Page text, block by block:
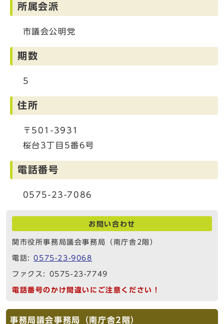
所属会派
市議会公明党
期数
5
住所
〒501-3931
桜台3丁目5番6号
電話番号
0575-23-7086
お問い合わせ
関市役所事務局議会事務局（南庁舎2階）
電話:0575-23-9068
ファクス: 0575-23-7749
電話番号のかけ間違いにご注意ください！
事務局議会事務局（南庁舎2階）